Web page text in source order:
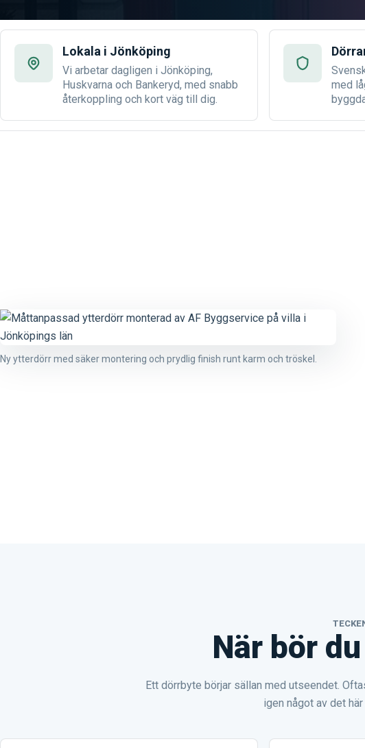
Lokala i Jönköping
Vi arbetar dagligen i Jönköping,
Huskvarna och Bankeryd, med snabb
återkoppling och kort väg till dig.
med
Ny ytterdörr med säker montering och prydlig finish runt karm och tröskel.
När bör
Ett dörrbyte börjar sällan med utseendet.
igen något av det